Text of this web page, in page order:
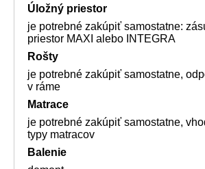
Úložný priestor
je potrebné zakúpiť samostatne:
priestor MAXI alebo INTEGRA
Rošty
je potrebné zakúpiť samostatne,
v ráme
Matrace
je potrebné zakúpiť samostatne,
typy matracov
Balenie